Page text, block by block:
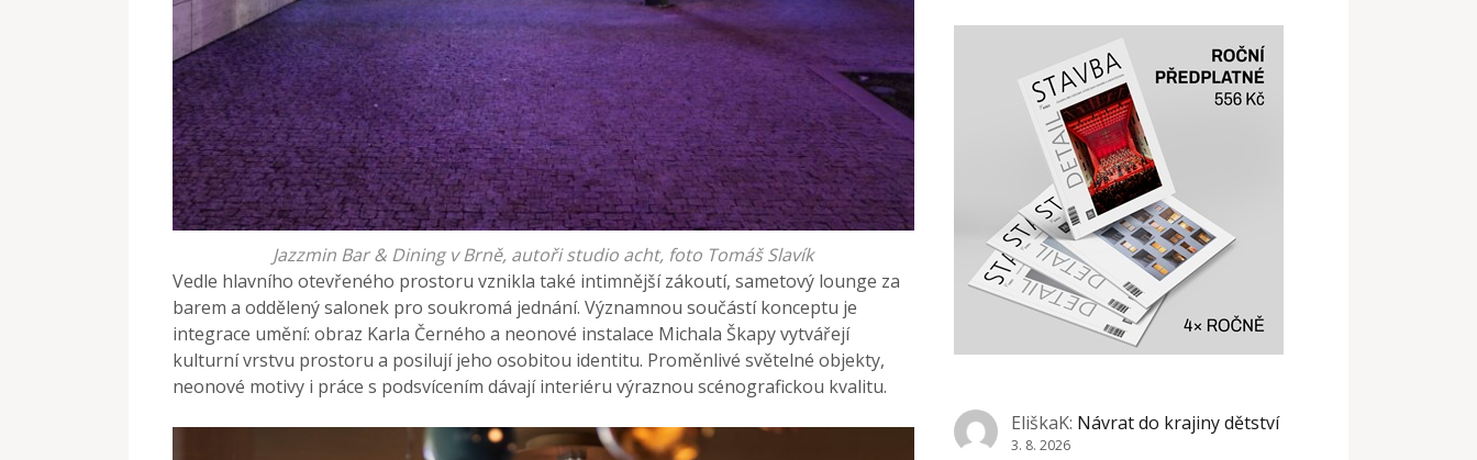
Jazzmin Bar & Dining v Brně, autoři studio acht, foto Tomáš Slavík
Vedle hlavního otevřeného prostoru vznikla také intimnější zákoutí, sametový lounge za
barem a oddělený salonek pro soukromá jednání. Významnou součástí konceptu je
integrace umění: obraz Karla Černého a neonové instalace Michala Škapy vytvářejí
kulturní vrstvu prostoru a posilují jeho osobitou identitu. Proměnlivé světelné objekty,
neonové motivy i práce s podsvícením dávají interiéru výraznou scénografickou kvalitu.
EliškaK: Návrat do krajiny dětství
3. 8. 2026